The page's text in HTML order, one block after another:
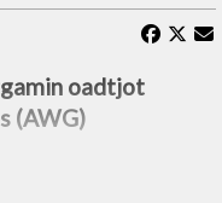
oadtjot
(AWG)